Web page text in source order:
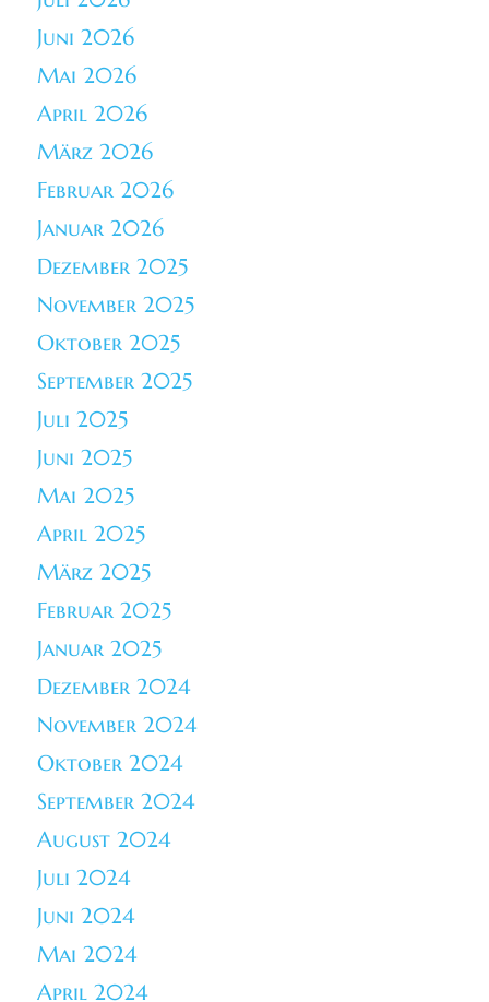
Juni 2026
Mai 2026
April 2026
März 2026
Februar 2026
Januar 2026
Dezember 2025
November 2025
Oktober 2025
September 2025
Juli 2025
Juni 2025
Mai 2025
April 2025
März 2025
Februar 2025
Januar 2025
Dezember 2024
November 2024
Oktober 2024
September 2024
August 2024
Juli 2024
Juni 2024
Mai 2024
April 2024